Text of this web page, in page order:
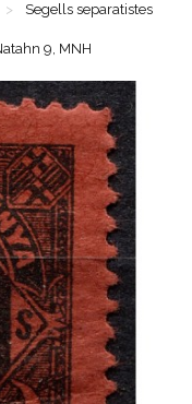
Segells separatistes
9, MNH